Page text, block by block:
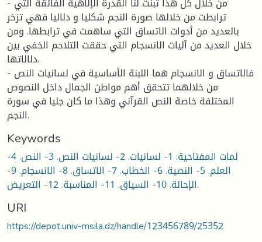
ترابطت من خلالها صورة النجم شكليا و دلاليا فهي تزخر
بالعديد من أدوات الاتساق التي ساهمت في ترابطها. ومن
خلال العديد من آليات الانسجام التي حققت التلاحم الخفي بين
دلالاتها.
- فالاتساق و الانسجام هما اللبنة الأساسية في لسانيات النص
من خلالهما تتحقق أهم مواطن الجمال داخل النصوص
المختلفة خاصة النص القرآني وهذا ما كان جليا في سورة
النجم.
Keywords
لمات المفتاحية: 1- لسانيات. 2- لسانيات النص. 3- النص. 4-
العلم. 5- النصية. 6- الخطاب. 7- الاتساق. 8- الانسجام. 9-
الإحالة. 10- السياق. 11- المناسبة. 12- التعريض.
URI
https://depot.univ-msila.dz/handle/123456789/25352